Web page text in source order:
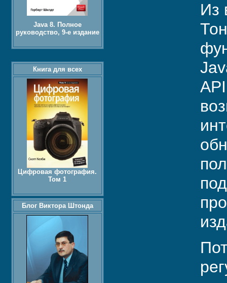
Из
Java 8. Полное
руководство, 9-е издание
Книга для всех
Цифровая фотография.
Том 1
Блог Виктора Штонда